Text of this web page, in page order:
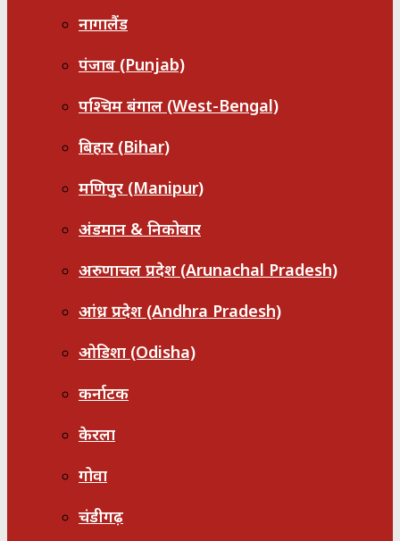
नागालैंड
पंजाब (Punjab)
पश्चिम बंगाल (West-Bengal)
बिहार (Bihar)
मणिपुर (Manipur)
अंडमान & निकोबार
अरुणाचल प्रदेश (Arunachal Pradesh)
आंध्र प्रदेश (Andhra Pradesh)
ओडिशा (Odisha)
कर्नाटक
केरला
गोवा
चंडीगढ़